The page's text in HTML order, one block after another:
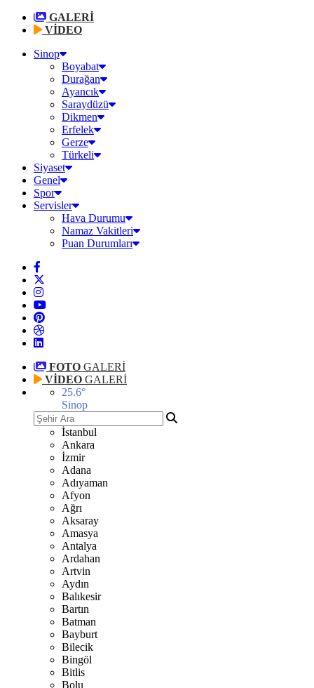
GALERİ
VİDEO
Sinop
Boyabat
Durağan
Ayancık
Saraydüzü
Dikmen
Erfelek
Gerze
Türkeli
Siyaset
Genel
Spor
Servisler
Hava Durumu
Namaz Vakitleri
Puan Durumları
FOTO GALERİ
VİDEO GALERİ
25.6°
Sinop
İstanbul
Ankara
İzmir
Adana
Adıyaman
Afyon
Ağrı
Aksaray
Amasya
Antalya
Ardahan
Artvin
Aydın
Balıkesir
Bartın
Batman
Bayburt
Bilecik
Bingöl
Bitlis
Bolu